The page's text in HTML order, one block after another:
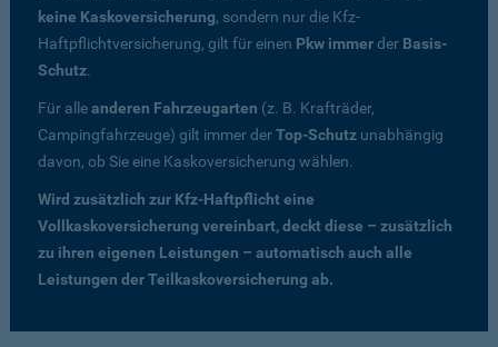
keine Kaskoversicherung, sondern nur die Kfz-
Haftpflichtversicherung, gilt für einen Pkw immerder Basis-
Schutz.
Für alleanderen Fahrzeugarten (z. B. Krafträder,
Campingfahrzeuge) gilt immer derTop-Schutz unabhängig
davon, ob Sie eine Kaskoversicherung wählen.
Wird zusätzlich zur Kfz-Haftpflicht eine
Vollkaskoversicherung vereinbart, deckt diese – zusätzlich
zu ihren eigenen Leistungen – automatisch auch alle
Leistungen der Teilkaskoversicherung ab.